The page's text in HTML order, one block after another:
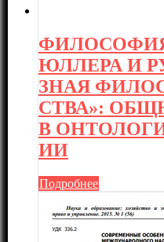
ЮЛЛЕРА И
ЗНАЯ
СТВА»:
В
ИИ
Подробнее